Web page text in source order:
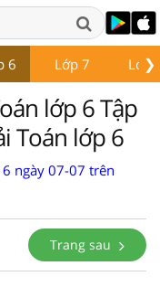
❯
6 Lớp 7 Lớp
lớp 6 Tập
Toán lớp 6
6 ngày 07-07 trên
Trang sau